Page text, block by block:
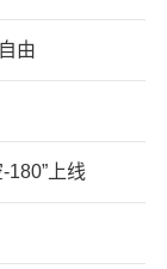
由
180”上线